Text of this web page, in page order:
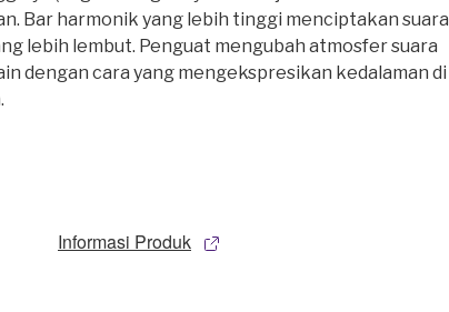
Bar harmonik yang lebih tinggi menciptakan suara
lebih lembut. Penguat mengubah atmosfer suara
dengan cara yang mengekspresikan kedalaman di
Informasi Produk